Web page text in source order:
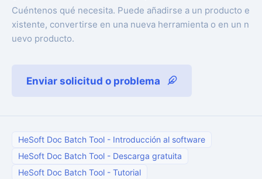
Cuéntenos qué necesita. Puede añadirse a un producto e
xistente, convertirse en una nueva herramienta o en un n
uevo producto.
Enviar solicitud o problema
HeSoft Doc Batch Tool - Introducción al software
HeSoft Doc Batch Tool - Descarga gratuita
HeSoft Doc Batch Tool - Tutorial